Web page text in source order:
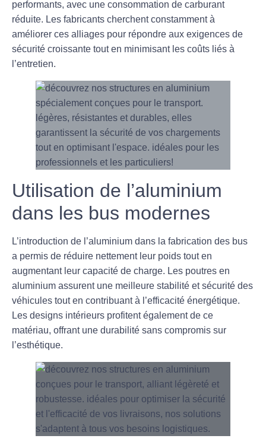
performants, avec une consommation de carburant
réduite. Les fabricants cherchent constamment à
améliorer ces alliages pour répondre aux exigences de
sécurité croissante tout en minimisant les coûts liés à
l’entretien.
Utilisation de l’aluminium
dans les bus modernes
L’introduction de l’aluminium dans la fabrication des bus
a permis de réduire nettement leur poids tout en
augmentant leur capacité de charge. Les poutres en
aluminium assurent une meilleure stabilité et sécurité des
véhicules tout en contribuant à l’efficacité énergétique.
Les designs intérieurs profitent également de ce
matériau, offrant une durabilité sans compromis sur
l’esthétique.